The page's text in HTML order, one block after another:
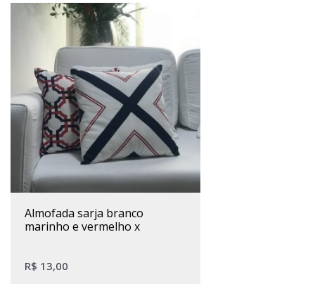
almofada sarja branco
marinho e vermelho x
R$ 13,00